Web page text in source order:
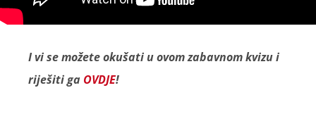
I vi se možete okušati u ovom zabavnom kvizu i
riješiti ga OVDJE!